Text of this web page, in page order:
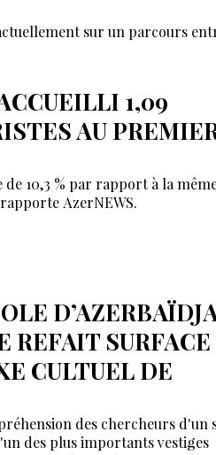
sur un parcours
1,09
AU
10,3 % par rapport à la
AzerNEWS.
REFAIT SURFACE
CULTUEL DE
des chercheurs d'un
des plus importants vestiges